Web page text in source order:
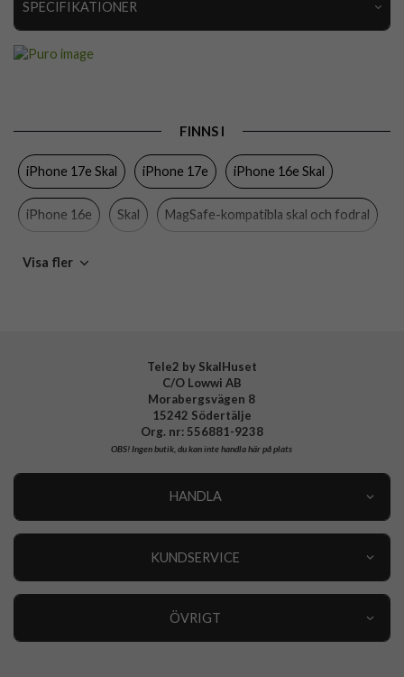
SPECIFIKATIONER
Färg Genomskinlig
Hårdplast (PC), Mjukplast (TPU)
Tillverkarens art nr
FINNS I
iPhone 17e Skal iPhone 17e iPhone 16e Skal
iPhone 16e Skal MagSafe-kompatibla skal och fodral
Puro
Visa fler
Tele2 by SkalHuset
C/O Lowwi AB
Morabergsvägen 8
15242 Södertälje
Org. nr: 556881-9238
OBS!Ingen butik, du kan inte handla här på plats
HANDLA
KUNDSERVICE
ÖVRIGT